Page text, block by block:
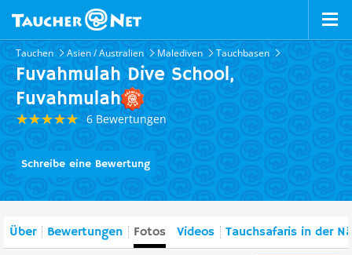
Tauchen Asien / Australien Malediven Tauchbasen
Fuvahmulah Dive School,
Fuvahmulah
6 Bewertungen
Schreibe eine Bewertung
Über Bewertungen Fotos Videos Tauchsafaris in der